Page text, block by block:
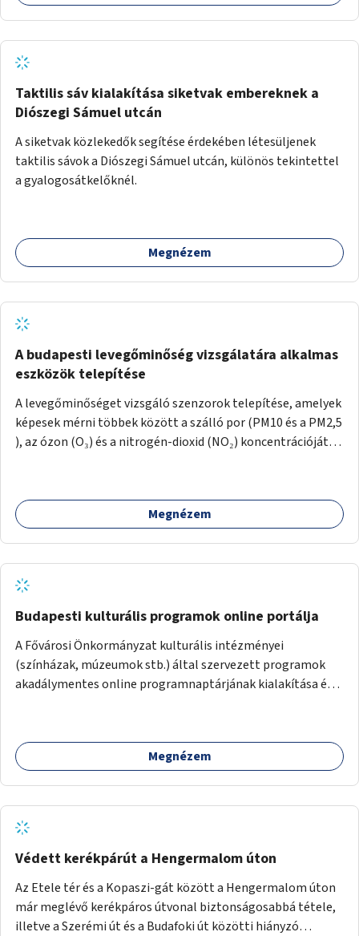
Taktilis sáv kialakítása siketvak embereknek a
Diószegi Sámuel utcán
A siketvak közlekedők segítése érdekében létesüljenek
taktilis sávok a Diószegi Sámuel utcán, különös tekintettel
a gyalogosátkelőknél.
Megnézem
A budapesti levegőminőség vizsgálatára alkalmas
eszközök telepítése
A levegőminőséget vizsgáló szenzorok telepítése, amelyek
képesek mérni többek között a szálló por (PM10 és a PM2,5
), az ózon (O₃) és a nitrogén-dioxid (NO₂) koncentrációját,
páratartalmat. A gyűjtött adatok egy online platformon
(webes felület és mobilalkalmazás) lennének elérhetők,
Megnézem
Budapesti kulturális programok online portálja
A Fővárosi Önkormányzat kulturális intézményei
(színházak, múzeumok stb.) által szervezett programok
akadálymentes online programnaptárjának kialakítása és
Megnézem
Védett kerékpárút a Hengermalom úton
Az Etele tér és a Kopaszi-gát között a Hengermalom úton
már meglévő kerékpáros útvonal biztonságosabbá tétele,
illetve a Szerémi út és a Budafoki út közötti hiányzó